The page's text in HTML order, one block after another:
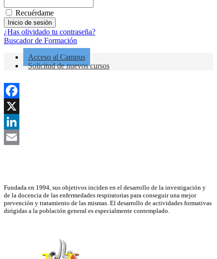
Recuérdame
¿Has olividado tu contraseña?
Buscador de Formación
Acceso al Campus
Solicitud de nuevos cursos
Facebook
X
LinkedIn
Fundada en 1994, sus objetivos inciden en el desarrollo de la investigación y
de la docencia de las enfermedades respiratorias para conseguir una mejor
prevención y tratamiento de las mismas. El desarrollo de actividades formativas
dirigidas a la población general es especialmente contemplado.